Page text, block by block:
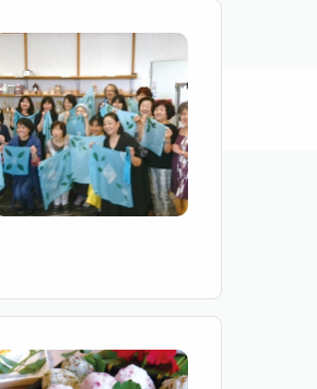
求人情報をチェック 各種お申し込みへ